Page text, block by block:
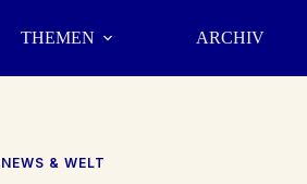
THEMEN ARCHIV
NEWS & WELT